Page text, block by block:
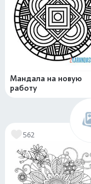
Мандала на новую
работу
562